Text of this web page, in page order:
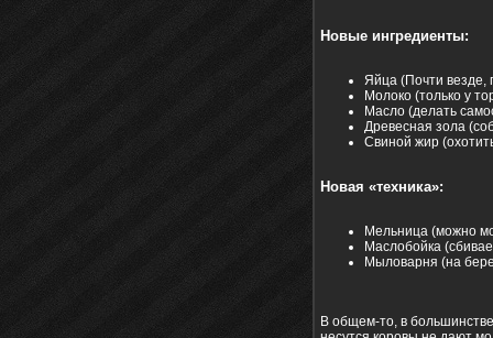
Новые ингредиенты:
Яйца (Почти везде,
Молоко (только у
Масло (делать
Древесная зола
Свиной жир
Новая «техника»:
Мельница (можно
Маслобойка
Мыловарня (на
В общем-то, в